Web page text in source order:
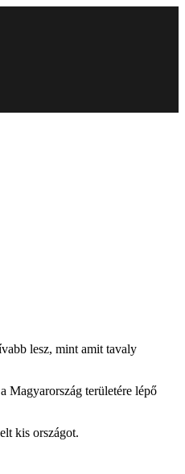
lesz, mint amit tavaly
Magyarország területére lépő
kis országot.